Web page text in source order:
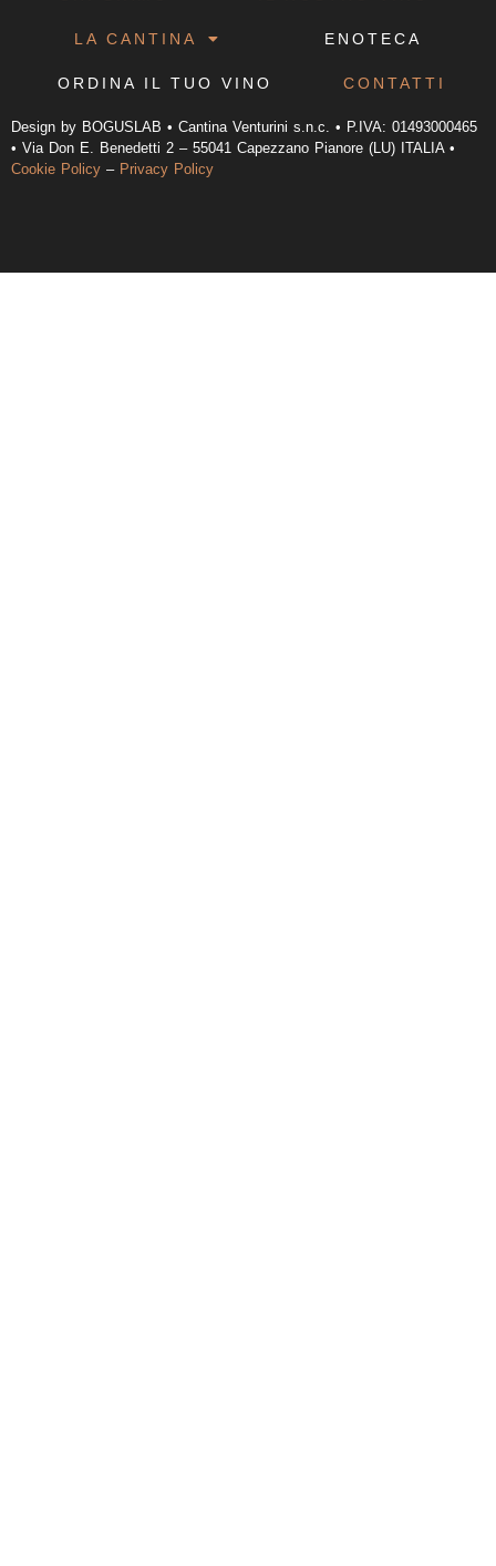
LA CANTINA ENOTECA
ORDINA IL TUO VINO CONTATTI
Design by BOGUSLAB • Cantina Venturini s.n.c. • P.IVA: 01493000465
• Via Don E. Benedetti 2 – 55041 Capezzano Pianore (LU) ITALIA •
Cookie Policy – Privacy Policy